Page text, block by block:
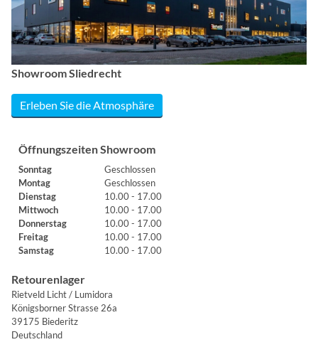
Showroom Sliedrecht
Erleben Sie die Atmosphäre
Öffnungszeiten Showroom
Sonntag
Geschlossen
Montag
Geschlossen
Dienstag
10.00 - 17.00
Mittwoch
10.00 - 17.00
Donnerstag
10.00 - 17.00
Freitag
10.00 - 17.00
Samstag
10.00 - 17.00
Retourenlager
Rietveld Licht / Lumidora
Königsborner Strasse 26a
39175 Biederitz
Deutschland